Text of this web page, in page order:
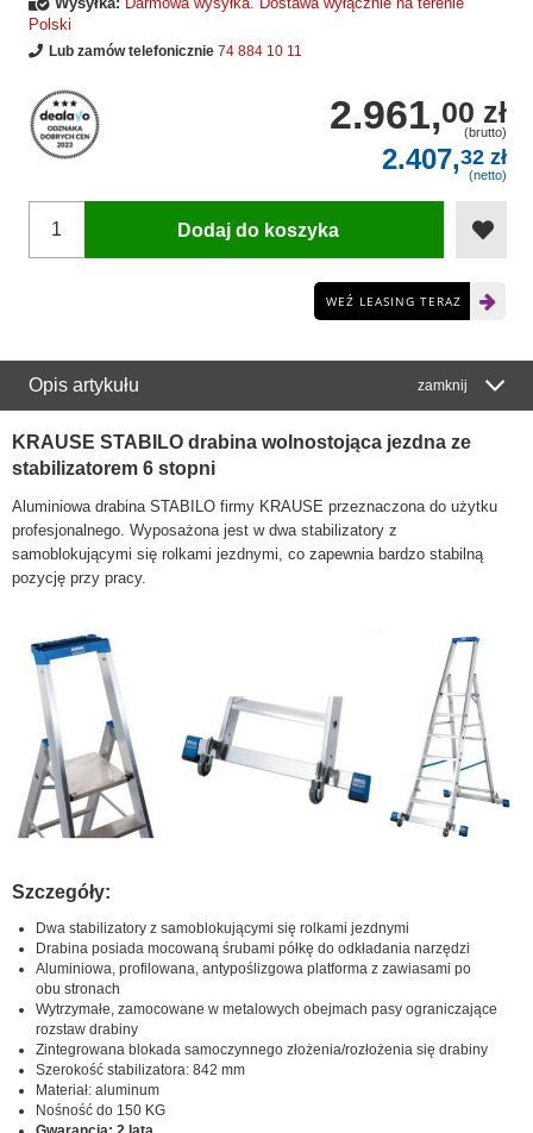
Polski
Lub zamów telefonicznie 74 884 10 11
2.961,00 zł
(brutto)
2.407,32 zł
(netto)
Dodaj do koszyka
WEŹ LEASING TERAZ
Opis artykułu zamknij
KRAUSE STABILO drabina wolnostojąca jezdna ze
stabilizatorem 6 stopni
Aluminiowa drabina STABILO firmy KRAUSE przeznaczona do użytku
profesjonalnego. Wyposażona jest w dwa stabilizatory z
samoblokującymi się rolkami jezdnymi, co zapewnia bardzo stabilną
pozycję przy pracy.
Szczegóły:
Dwa stabilizatory z samoblokującymi się rolkami jezdnymi
Drabina posiada mocowaną śrubami półkę do odkładania narzędzi
Aluminiowa, profilowana, antypoślizgowa platforma z zawiasami po
obu stronach
Wytrzymałe, zamocowane w metalowych obejmach pasy ograniczające
rozstaw drabiny
Zintegrowana blokada samoczynnego złożenia/rozłożenia się drabiny
Szerokość stabilizatora: 842 mm
Materiał: aluminum
Nośność do 150 KG